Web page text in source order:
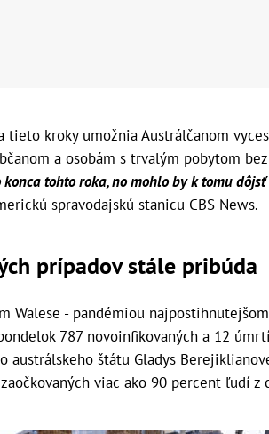
tieto kroky umožnia Austrálčanom
a osobám s trvalým pobytom
tohto roka, no mohlo by k tomu
spravodajskú stanicu CBS News.
prípadov stále pribúda
Walese - pandémiou
787 novoinfikovaných a 12
austrálskeho štátu Gladys
viac ako 90 percent ľudí